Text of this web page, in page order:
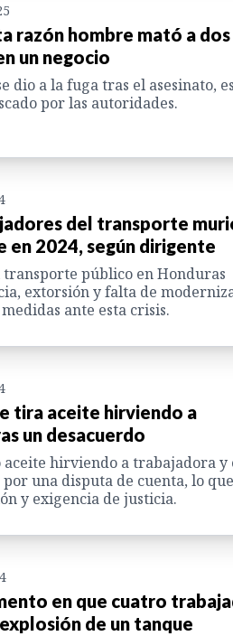
razón hombre mató a dos
un negocio
dio a la fuga tras el asesinato, es
por las autoridades.
del transporte
2024, según dirigente
público en Honduras
extorsión y falta de
ante esta crisis.
tira aceite hirviendo a
un desacuerdo
hirviendo a trabajadora y
una disputa de cuenta, lo que
y exigencia de justicia.
en que cuatro
de un tanque